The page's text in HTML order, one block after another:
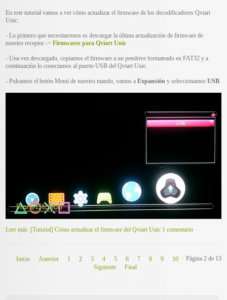
En este tutorial vamos a ver cómo actualizar el firmware de los decodificadores Qviart
Unic.
- Lo primero que necesitaremos es descargar la última actualización de firmware de
nuestro receptor ->Firmwares para Qviart Unic
- Una vez descargado, copiamos el firmware a un pendrive formateado en FAT32 y a
continuación lo conectamos al puerto USB del Qviart Unic.
- Pulsamos el botón Menú de nuestro mando, vamos aExpansión y seleccionamosUSB
Leer más: [Tutorial] Cómo actualizar el firmware del Qviart Unic 1 comentario
Página 2 de 13
Inicio Anterior 1 2 3 4 5 6 7 8 9
10
Siguiente
Final